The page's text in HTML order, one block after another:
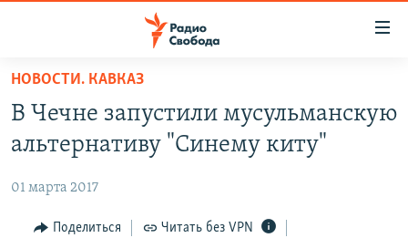
упрощенного
доступа
основному
Вернутся
АВТОРСКИЕ ПРОЕКТЫ
ЦИТАТЫ СВОБОДЫ
МНЕНИЯ
НОВОСТИ. КАВКАЗ
В Чечне запустили мусульманскую
альтернативу "Синему киту"
01 марта 2017
Поделиться Читать без VPN